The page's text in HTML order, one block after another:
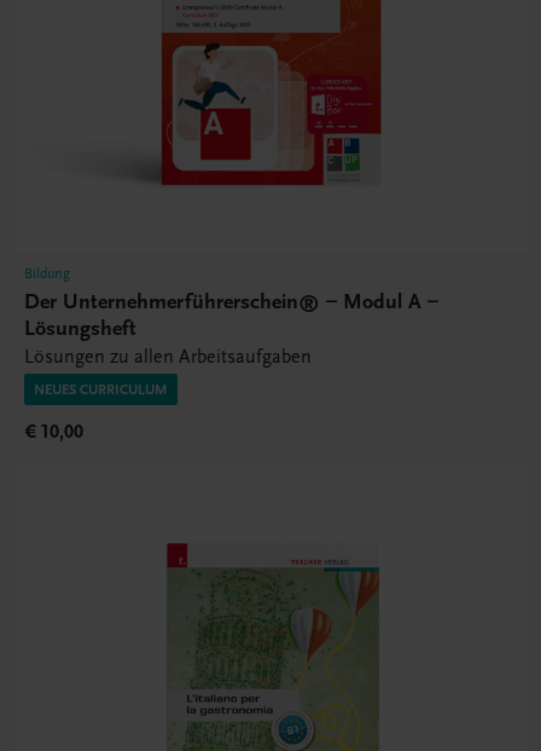
Bildung
Der Unternehmerführerschein® – Modul A –
Lösungsheft
Lösungen zu allen Arbeitsaufgaben
NEUES CURRICULUM
€ 10,00